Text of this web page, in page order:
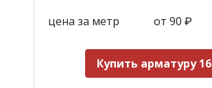
цена за метр от 90 ₽
Купить арматуру 16